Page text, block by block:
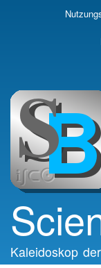
Kaleidoskop